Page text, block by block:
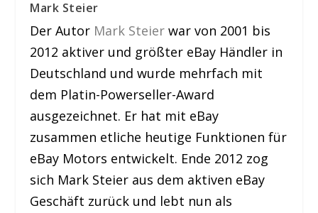
Mark Steier
Der Autor Mark Steier war von 2001 bis
2012 aktiver und größter eBay Händler in
Deutschland und wurde mehrfach mit
dem Platin-Powerseller-Award
ausgezeichnet. Er hat mit eBay
zusammen etliche heutige Funktionen für
eBay Motors entwickelt. Ende 2012 zog
sich Mark Steier aus dem aktiven eBay
Geschäft zurück und lebt nun als